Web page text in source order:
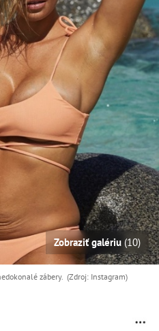
Zobraziť galériu (10)
zábery. (Zdroj: Instagram)